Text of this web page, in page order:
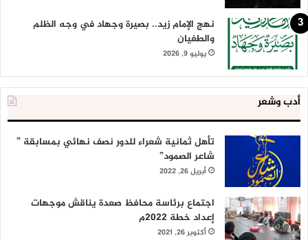
نهج الإمام زيد.. بصيرة وجهاد في وجه الظلم
والطغيان
يوليو 9, 2026
أدب وشعر
تأهل ثمانية شعراء للدور نصف نهائي بمسابقة ”
شاعر الصمود”
أبريل 26, 2022
اجتماع برئاسة محافظ صعدة يناقش موجهات
إعداد خطة 2022م
أكتوبر 26, 2021